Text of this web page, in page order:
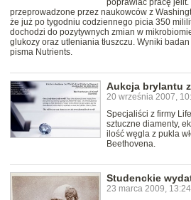
poprawiać pracę
przeprowadzone przez naukowców z
że już po tygodniu codziennego picia 350
dochodzi do pozytywnych zmian w
glukozy oraz utleniania tłuszczu. Wyniki
pisma Nutrients.
Aukcja brylantu
20 września 2007,
Specjaliści z firmy
sztuczne diamenty,
ilość węgla z pukla
Beethovena.
Studenckie
23 marca 2009, 13:24